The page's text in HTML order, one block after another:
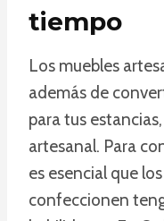
tiempo
Los muebles
además de
para tus
artesanal. Para
es esencial que
confeccionen